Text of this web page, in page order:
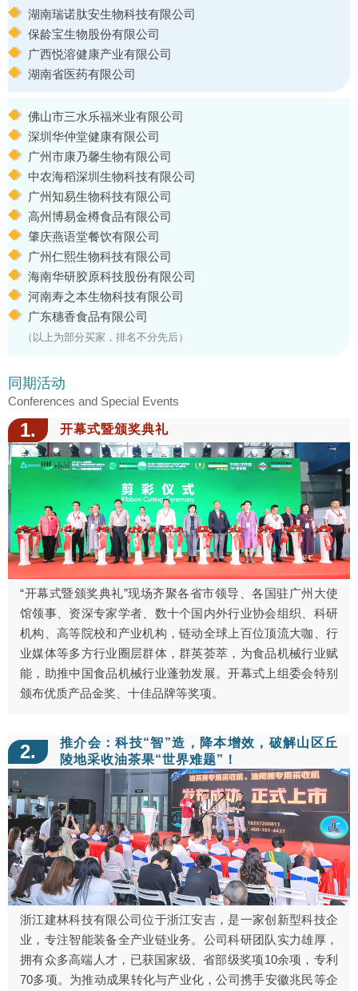
湖南瑞诺肽安生物科技有限公司
保龄宝生物股份有限公司
广西悦溶健康产业有限公司
湖南省医药有限公司
佛山市三水乐福米业有限公司
深圳华仲堂健康有限公司
广州市康乃馨生物有限公司
中农海稻深圳生物科技有限公司
广州知易生物科技有限公司
高州博易金樽食品有限公司
肇庆燕语堂餐饮有限公司
广州仁熙生物科技有限公司
海南华研胶原科技股份有限公司
河南寿之本生物科技有限公司
广东穗香食品有限公司
（以上为部分买家，排名不分先后）
同期活动
Conferences and Special Events
1. 开幕式暨颁奖典礼
“开幕式暨颁奖典礼”现场齐聚各省市领导、各国驻广州大使
馆领事、资深专家学者、数十个国内外行业协会组织、科研
机构、高等院校和产业机构，链动全球上百位顶流大咖、行
业媒体等多方行业圈层群体，群英荟萃，为食品机械行业赋
能，助推中国食品机械行业蓬勃发展。开幕式上组委会特别
颁布优质产品金奖、十佳品牌等奖项。
2.
推介会：科技“智”造，降本增效，破解山区丘
陵地采收油茶果“世界难题”！
浙江建林科技有限公司位于浙江安吉，是一家创新型科技企
业，专注智能装备全产业链业务。公司科研团队实力雄厚，
拥有众多高端人才，已获国家级、省部级奖项10余项，专利
70多项。为推动成果转化与产业化，公司携手安徽兆民等企